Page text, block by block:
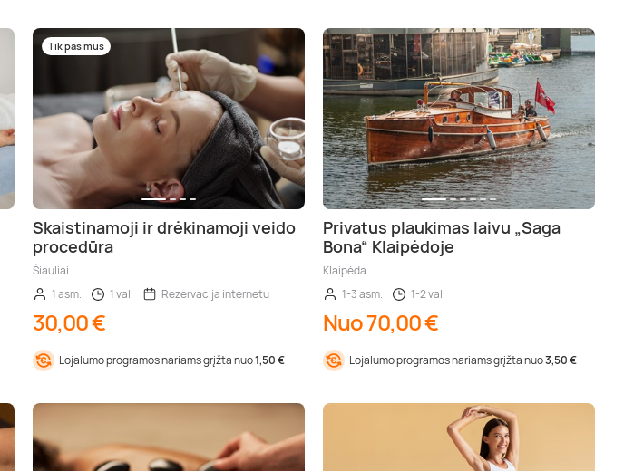
Tik pas mus
Skaistinamoji ir drėkinamoji veido
procedūra
Šiauliai
1 asm.
1 val. Rezervacija internetu
30,00 €
Lojalumo programos nariams grįžta nuo1,50 €
Privatus plaukimas laivu „Saga
Bona“ Klaipėdoje
Klaipėda
1-3 asm.
1-2 val.
Nuo 70,00 €
Lojalumo programos nariams grįžta nuo3,50 €